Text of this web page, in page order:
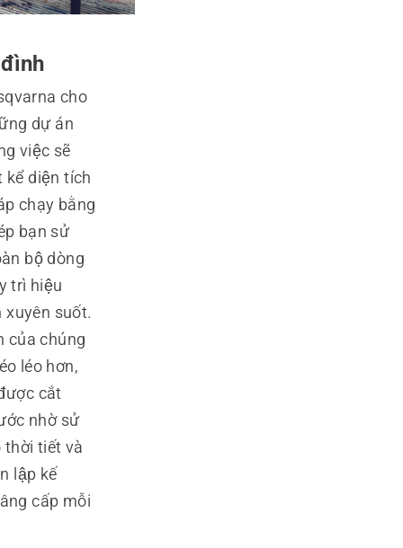
cho
dự án
việc sẽ
kể diện tích
chạy bằng
bạn sử
bộ dòng
trì hiệu
xuyên suốt.
của chúng
léo hơn,
cắt
nhờ sử
thời tiết và
lập kế
cấp mỗi